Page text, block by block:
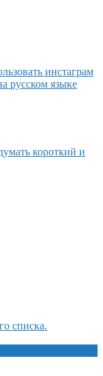
инстаграм
русском языке
короткий и
списка.